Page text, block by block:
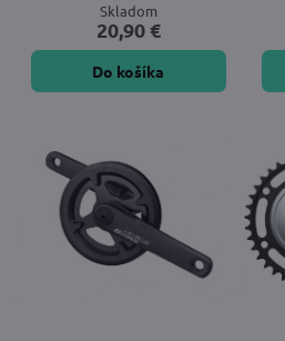
Skladom
20,90 €
Do košíka